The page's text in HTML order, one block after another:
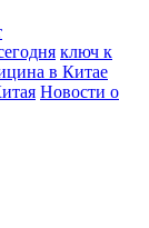
ключ к
в Китае
Новости о